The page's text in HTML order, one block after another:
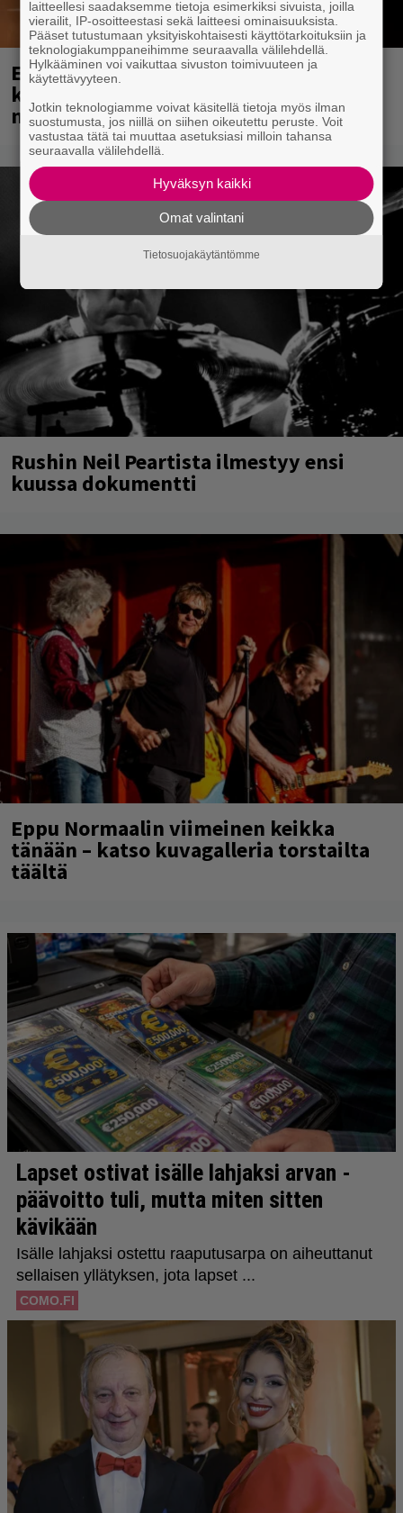
Eppu Normaali soitti viimeisen
konserttinsa koskaan – Yle Areenassa
nyt dokumentti bändistä
Rushin Neil Peartista ilmestyy ensi
kuussa dokumentti
Eppu Normaalin viimeinen keikka
tänään – katso kuvagalleria torstailta
täältä
laitteellesi saadaksemme tietoja esimerkiksi sivuista, joilla
vierailit, IP-osoitteestasi sekä laitteesi ominaisuuksista.
Pääset tutustumaan yksityiskohtaisesti käyttötarkoituksiin ja
teknologiakumppaneihimme seuraavalla välilehdellä.
Hylkääminen voi vaikuttaa sivuston toimivuuteen ja
käytettävyyteen.
Jotkin teknologiamme voivat käsitellä tietoja myös ilman
suostumusta, jos niillä on siihen oikeutettu peruste. Voit
vastustaa tätä tai muuttaa asetuksiasi milloin tahansa
seuraavalla välilehdellä.
Hyväksyn kaikki
Omat valintani
Tietosuojakäytäntömme